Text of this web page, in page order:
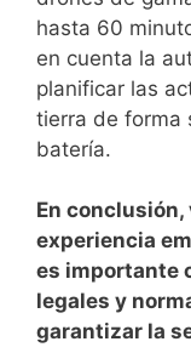
hasta 60⁤
en cuenta la‌
planificar las
tierra ‌de forma
batería.
En‍
experiencia
es importante
legales y
garantizar la